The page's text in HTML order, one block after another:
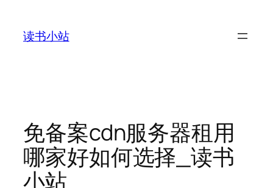
读书小站
免备案cdn服务器租用
哪家好如何选择_读书
小站